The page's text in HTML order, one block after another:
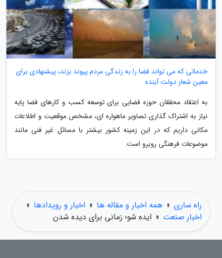
خدماتی که می تواند فضا را به زندگی مردم پیوند بزند، پیشنهادی برای
معین شعار دولت آینده
به اعتقاد محققان حوزه فضایی برای توسعه کسب و کارهای فضا پایه
نیاز به اشتراک گذاری تصاویر ماهواره ای، مشخص موقعیت و اطلاعات
مکانی داریم که در این زمینه کشور بیشتر با مسائل غیر فنی مانند
موضوعات فرهنگی روبرو است.
راه ساری » همه اخبار و مقاله ها » اخبار و رویدادها »
اخبار صنعت » ایده شو؛ زمانی برای دیده شدن